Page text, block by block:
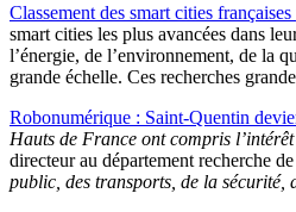
Classement des smart cities
smart cities les plus avancées dans
l’énergie, de l’environnement, de la
grande échelle. Ces recherches
Robonumérique : Saint-Quentin
Hauts de France ont compris
directeur au département recherche
public, des transports, de la sécurité,